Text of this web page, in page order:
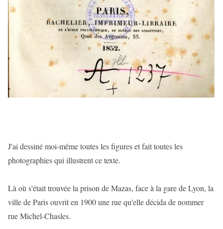
J'ai dessiné moi-même toutes les figures et fait toutes les
photographies qui illustrent ce texte.
Là où s'était trouvée la prison de Mazas, face à la gare de Lyon, la
ville de Paris ouvrit en 1900 une rue qu'elle décida de nommer
rue Michel-Chasles.